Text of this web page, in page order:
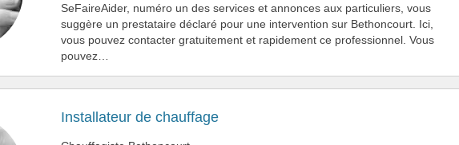
SeFaireAider, numéro un des services et annonces aux particuliers, vous
suggère un prestataire déclaré pour une intervention sur Bethoncourt. Ici,
vous pouvez contacter gratuitement et rapidement ce professionnel. Vous
pouvez…
Installateur de chauffage